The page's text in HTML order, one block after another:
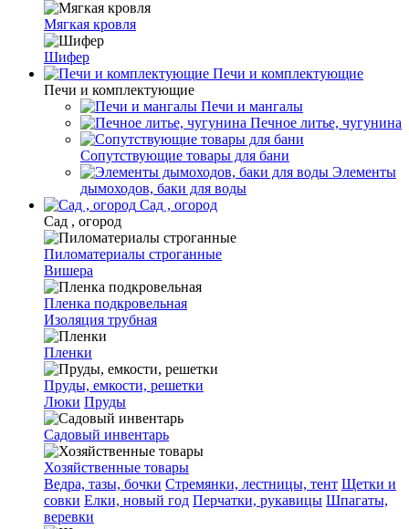
Мягкая кровля
Шифер
Печи и комплектующие
Печи и комплектующие
Печи и мангалы
Печное литье, чугунина
Сопутствующие товары для бани
Элементы
дымоходов, баки для воды
Сад , огород
Сад , огород
Пиломатериалы строганные
Вишера
Пленка подкровельная
Изоляция трубная
Пленки
Пруды, емкости, решетки
Люки Пруды
Садовый инвентарь
Хозяйственные товары
Ведра, тазы, бочки Стремянки, лестницы, тент Щетки и
совки Елки, новый год Перчатки, рукавицы Шпагаты,
веревки